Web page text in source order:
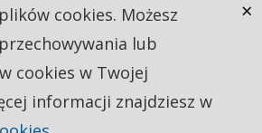
cookies. Możesz
lub
cookies w Twojej
informacji znajdziesz w
×